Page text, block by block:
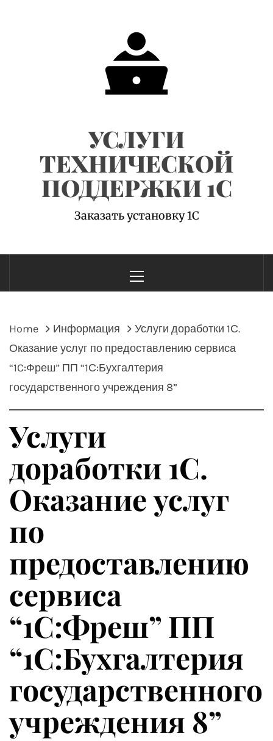
УСЛУГИ
ТЕХНИЧЕСКОЙ
ПОДДЕРЖКИ 1С
Заказать установку 1С
Menu
Home Информация
Услуги доработки 1С.
Оказание услуг по предоставлению сервиса
“1C:Фреш” ПП “1С:Бухгалтерия
государственного учреждения 8”
Услуги
доработки 1С.
Оказание услуг
по
предоставлению
сервиса
“1C:Фреш” ПП
“1С:Бухгалтерия
государственного
учреждения 8”